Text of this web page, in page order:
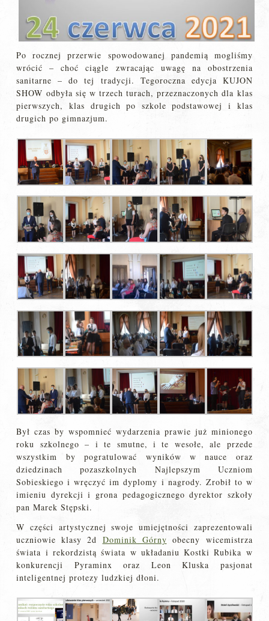
Po rocznej przerwie spowodowanej pandemią mogliśmy
wrócić – choć ciągle zwracając uwagę na obostrzenia
sanitarne – do tej tradycji. Tegoroczna edycja KUJON
SHOW odbyła się w trzech turach, przeznaczonych dla klas
pierwszych, klas drugich po szkole podstawowej i klas
drugich po gimnazjum.
Był czas by wspomnieć wydarzenia prawie już minionego
roku szkolnego – i te smutne, i te wesołe, ale przede
wszystkim by pogratulować wyników w nauce oraz
dziedzinach pozaszkolnych Najlepszym Uczniom
Sobieskiego i wręczyć im dyplomy i nagrody. Zrobił to w
imieniu dyrekcji i grona pedagogicznego dyrektor szkoły
pan Marek Stępski.
W części artystycznej swoje umiejętności zaprezentowali
uczniowie klasy 2d Dominik Górny obecny wicemistrza
świata i rekordzistą świata w układaniu Kostki Rubika w
konkurencji Pyraminx oraz Leon Kluska pasjonat
inteligentnej protezy ludzkiej dłoni.